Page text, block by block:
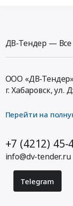
ДВ-Тендер — Все
ООО «ДВ-
г. Хабаровск,ул.
Перейти на
+7 (4212) 45-
info@dv-tender.ru
Telegram